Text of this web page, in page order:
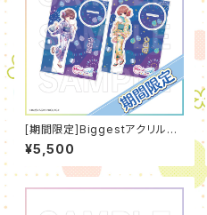
[期間限定]Biggestアクリルス
タンド[浴衣]（2026年7月度）
¥5,500